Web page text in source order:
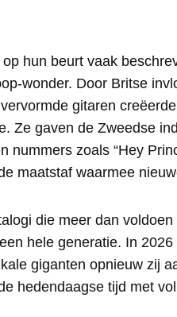
hun beurt vaak
wonder. Door Britse
gitaren
Ze gaven de Zweedse
nummers zoals “Hey
maatstaf waarmee
die meer dan
hele generatie. In
giganten opnieuw zij
hedendaagse tijd met